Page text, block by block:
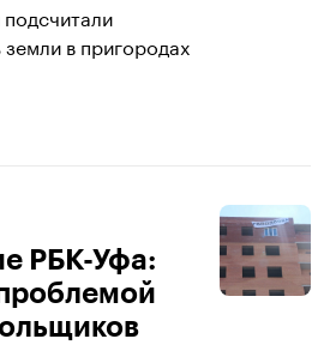
в пригородах
РБК-Уфа: